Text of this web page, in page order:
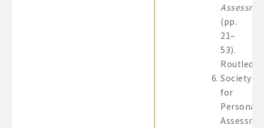
(pp.
21–
53).
Society
for